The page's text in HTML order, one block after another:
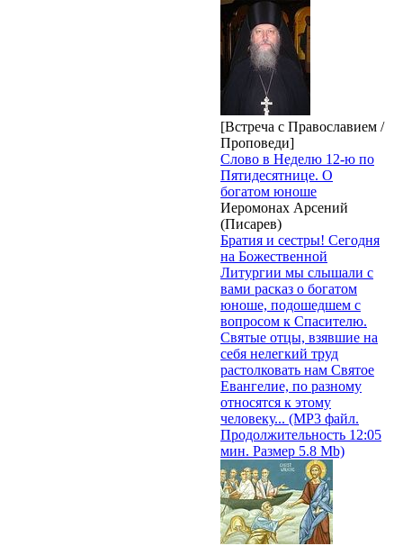
[Встреча с Православием /
Проповеди]
Слово в Неделю 12-ю по
Пятидесятнице. О
богатом юноше
Иеромонах Арсений
(Писарев)
Братия и сестры! Сегодня
на Божественной
Литургии мы слышали с
вами расказ о богатом
юноше, подошедшем с
вопросом к Спасителю.
Святые отцы, взявшие на
себя нелегкий труд
растолковать нам Святое
Евангелие, по разному
относятся к этому
человеку... (MP3 файл.
Продолжительность 12:05
мин. Размер 5.8 Mb)